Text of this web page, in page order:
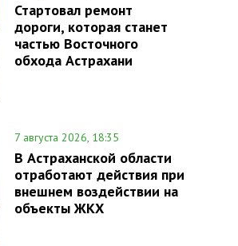
Стартовал ремонт
дороги, которая станет
частью Восточного
обхода Астрахани
7 августа 2026, 18:35
В Астраханской области
отработают действия при
внешнем воздействии на
объекты ЖКХ